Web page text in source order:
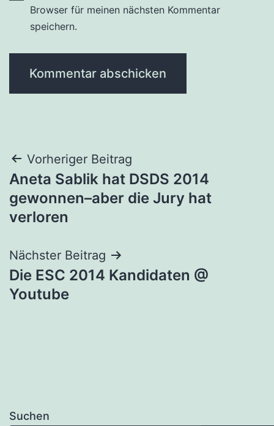
Browser für meinen nächsten Kommentar
speichern.
Beitragsnavigation
Vorheriger Beitrag
Aneta Sablik hat DSDS 2014
gewonnen–aber die Jury hat
verloren
Nächster Beitrag
Die ESC 2014 Kandidaten @
Youtube
Suchen